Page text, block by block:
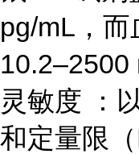
pg/mL，而
10.2–2500
灵敏度 ：
和定量限